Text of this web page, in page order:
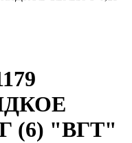
(6) "ВГТ"